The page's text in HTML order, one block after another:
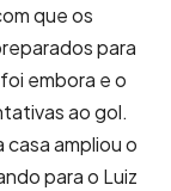
que os
para
embora e o
ao gol.
ampliou o
para o Luiz